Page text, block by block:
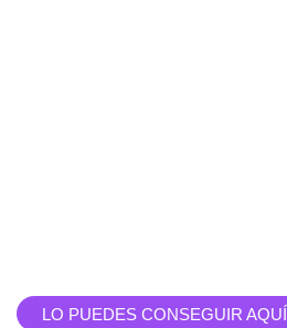
LO PUEDES CONSEGUIR AQUÍ